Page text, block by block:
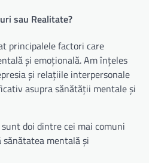
sau Realitate?
principalele factori care
și emoțională. Am înțeles
și relațiile interpersonale
asupra sănătății mentale și
doi dintre cei mai comuni
mentală și